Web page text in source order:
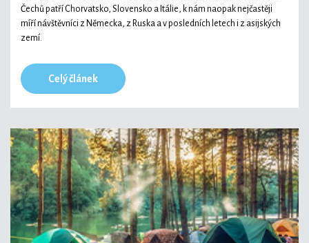
Čechů patří Chorvatsko, Slovensko a Itálie, k nám naopak nejčastěji
míří návštěvníci z Německa, z Ruska a v posledních letech i z asijských
zemí.
Celý článek